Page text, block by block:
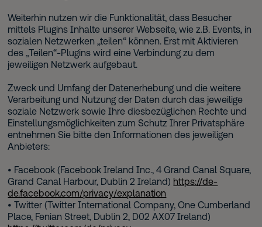
Weiterhin nutzen wir die Funktionalität, dass Besucher
mittels Plugins Inhalte unserer Webseite, wie z.B. Events, in
sozialen Netzwerken „teilen“ können. Erst mit Aktivieren
des „Teilen“-Plugins wird eine Verbindung zu dem
jeweiligen Netzwerk aufgebaut.
Zweck und Umfang der Datenerhebung und die weitere
Verarbeitung und Nutzung der Daten durch das jeweilige
soziale Netzwerk sowie Ihre diesbezüglichen Rechte und
Einstellungsmöglichkeiten zum Schutz Ihrer Privatsphäre
entnehmen Sie bitte den Informationen des jeweiligen
Anbieters:
• Facebook (Facebook Ireland Inc., 4 Grand Canal Square,
Grand Canal Harbour, Dublin 2 Ireland) https://de-
de.facebook.com/privacy/explanation
• Twitter (Twitter International Company, One Cumberland
Place, Fenian Street, Dublin 2, D02 AX07 Ireland)